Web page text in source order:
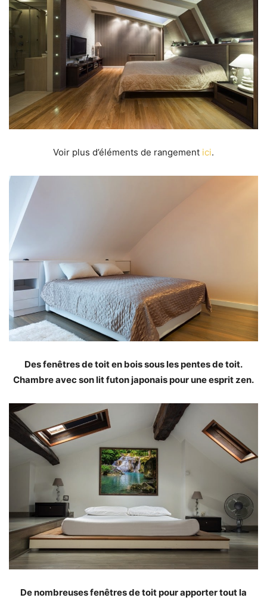
Voir plus d’éléments de rangement ici.
Des fenêtres de toit en bois sous les pentes de toit.
Chambre avec son lit futon japonais pour une esprit zen.
De nombreuses fenêtres de toit pour apporter tout la